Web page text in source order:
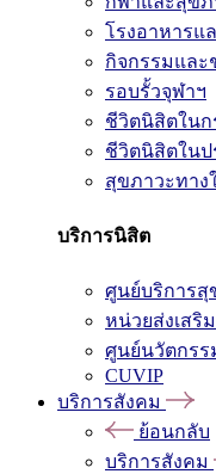
โรงอาหารแ
กิจกรรมและ
รอบรั้วจุฬาฯ
ชีวิตนิสิตในก
ชีวิตนิสิตในป
สุขภาวะทาง
บริการนิสิต
ศูนย์บริการสุ
หน่วยส่งเสริ
ศูนย์นวัตกรร
CUVIP
บริการสังคม
ย้อนกลับ
บริการสังคม